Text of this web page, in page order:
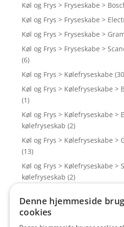
Køl og Frys > Fryseskabe >
Køl og Frys > Fryseskabe >
Køl og Frys > Fryseskabe >
Køl og Frys > Fryseskabe >
(6)
Køl og Frys > Kølefryseskabe
Køl og Frys > Kølefryseskabe >
(1)
Køl og Frys > Kølefryseskabe >
kølefryseskab (2)
Køl og Frys > Kølefryseskabe >
(13)
Køl og Frys > Kølefryseskabe >
kølefryseskab (2)
Køl og Frys > Kølefryseskabe >
kølefryseskab (2)
Køl og Frys > Køleskabe
Denne hjemmeside
cookies